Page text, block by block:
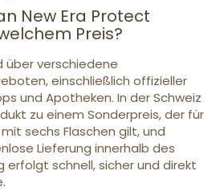
New Era Protect
Preis?
über verschiedene
einschließlich offizieller
und Apotheken. In der Schweiz
zu einem Sonderpreis, der für
sechs Flaschen gilt, und
Lieferung innerhalb des
erfolgt schnell, sicher und direkt